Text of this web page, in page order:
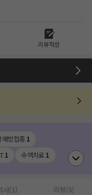
리뷰작성
예방접종 1
1 수액치료 1
사(1) 리뷰(5)